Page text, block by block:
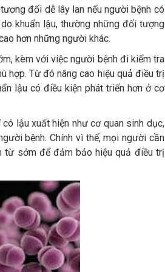
đối dễ lây lan nếu người bệnh có
khuẩn lậu, thường những đối tượng
hơn những người khác.
kèm với việc người bệnh đi kiểm tra
hợp. Từ đó nâng cao hiệu quả điều trị
lậu có điều kiện phát triển hơn ở cơ
lậu xuất hiện như cơ quan sinh dục,
bệnh. Chính vì thế, mọi người cần
từ sớm để đảm bảo hiệu quả điều trị